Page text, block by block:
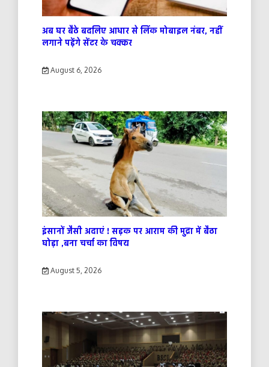
अब घर बैठे बदलिए आधार से लिंक मोबाइल नंबर, नहीं
लगाने पड़ेंगे सेंटर के चक्कर
August 6, 2026
इंसानों जैसी अदाएं ! सड़क पर आराम की मुद्रा में बैठा
घोड़ा ,बना चर्चा का विषय
August 5, 2026